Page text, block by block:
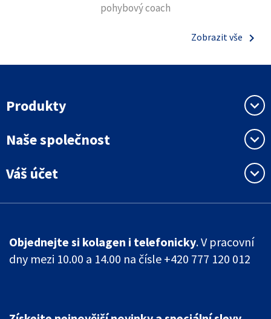
pohybový coach
Zobrazit vše keyboard_arrow_right
Produkty keyboard_arrow_down
Naše společnost keyboard_arrow_down
Váš účet keyboard_arrow_down
Objednejte si kolagen i telefonicky. V pracovní
dny mezi 10.00 a 14.00 na čísle +420 777 120 012